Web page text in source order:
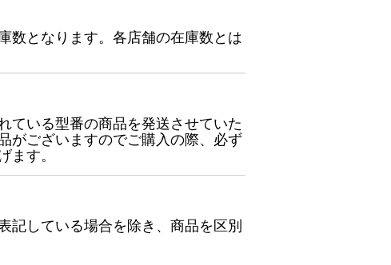
数となります。各店舗の在庫数とは
ている型番の商品を発送させていた
がございますのでご購入の際、必ず
ます。
記している場合を除き、商品を区別